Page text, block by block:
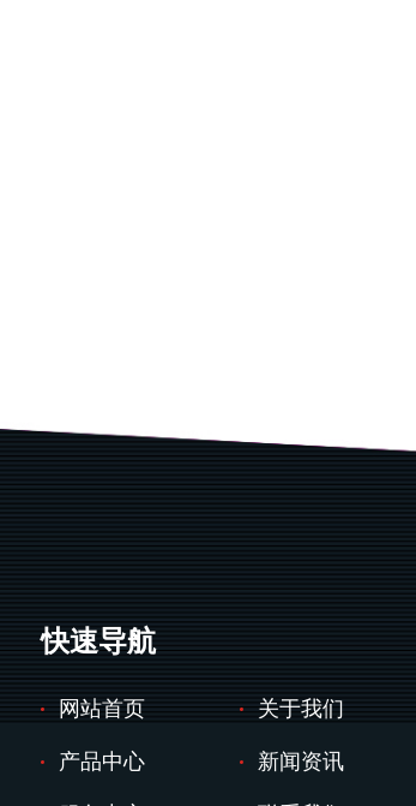
快速导航
网站首页 关于我们
产品中心 新闻资讯